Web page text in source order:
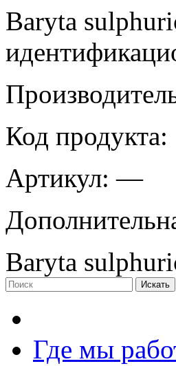
Baryta
Код продукта:
Артикул:—
Baryta
Где мы